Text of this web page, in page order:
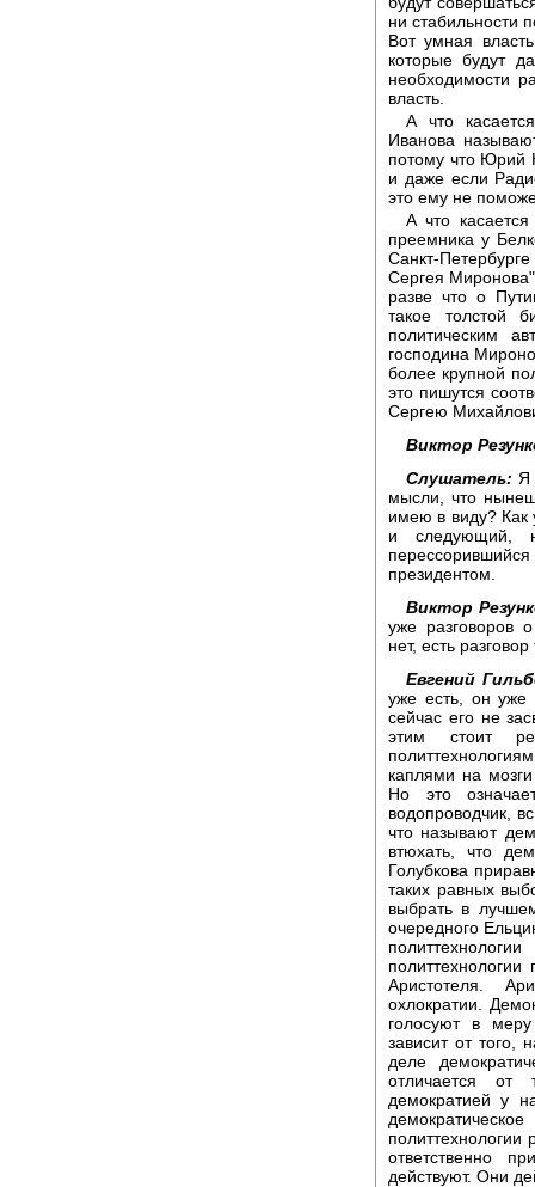
ни стабильности
Вот умная
которые будут
необходимости
власть.
А что
Иванова
потому что Юрий
и даже если
это ему не
А что
преемника у
Санкт-
Сергея
разве что о
такое толстой
политическим
господина
более крупной
это пишутся
Сергею
Виктор
Слушатель: Я
мысли, что
имею в виду? Как
и следующий,
президентом.
Виктор
уже разговоров
нет, есть
Евгений
уже есть, он уже
сейчас его не
этим стоит
каплями на
Но это
водопроводчик,
что называют
втюхать, что
Голубкова
таких равных
выбрать в
очередного
Аристотеля.
охлократии.
голосуют в меру
зависит от того,
деле
отличается от
демократией у
политтехнологии
ответственно
действуют. Они